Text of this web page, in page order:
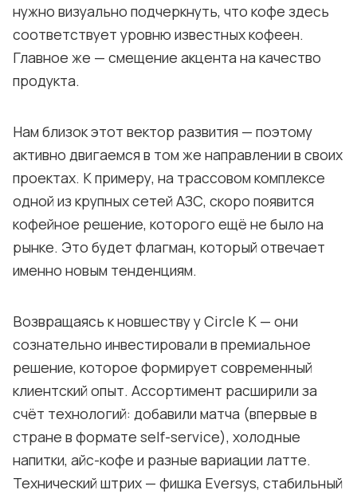
нужно визуально подчеркнуть, что кофе здесь
соответствует уровню известных кофеен.
Главное же — смещение акцента на качество
продукта.
Нам близок этот вектор развития — поэтому
активно двигаемся в том же направлении в своих
проектах. К примеру, на трассовом комплексе
одной из крупных сетей АЗС, скоро появится
кофейное решение, которого ещё не было на
рынке. Это будет флагман, который отвечает
именно новым тенденциям.
Возвращаясь к новшеству у Circle K — они
сознательно инвестировали в премиальное
решение, которое формирует современный
клиентский опыт. Ассортимент расширили за
счёт технологий: добавили матча (впервые в
стране в формате self-service), холодные
напитки, айс-кофе и разные вариации латте.
Технический штрих — фишка Eversys, стабильный